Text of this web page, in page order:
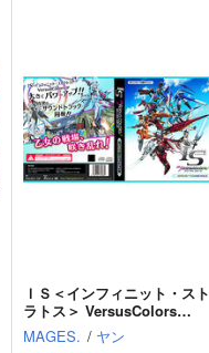
ＩＳ＜インフィニット・スト
ラトス＞ VersusColors
Append + SoundTrack
MAGES. / ヤン